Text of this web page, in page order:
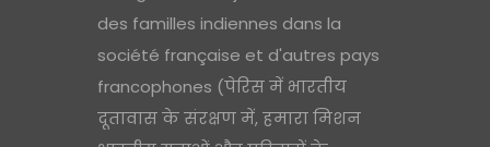
des familles indiennes dans la
société française et d'autres pays
francophones (पेरिस में भारतीय
दूतावास के संरक्षण में, हमारा मिशन